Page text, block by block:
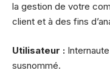
la gestion de votre
client et à des fins
Utilisateur :
susnommé.